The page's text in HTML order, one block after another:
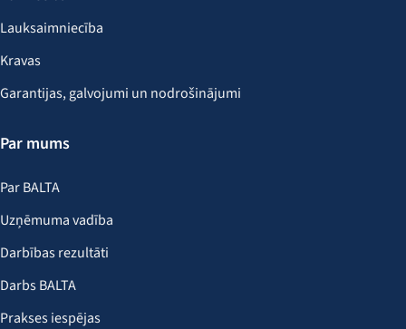
Lauksaimniecība
Kravas
Garantijas, galvojumi un nodrošinājumi
Par mums
Par BALTA
Uzņēmuma vadība
Darbības rezultāti
Darbs BALTA
Prakses iespējas